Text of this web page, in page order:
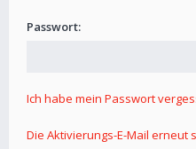
Passwort:
Ich habe mein Passwort
Die Aktivierungs-E-Mail erneut